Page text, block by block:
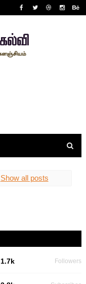
Show all posts
1.7k Followers